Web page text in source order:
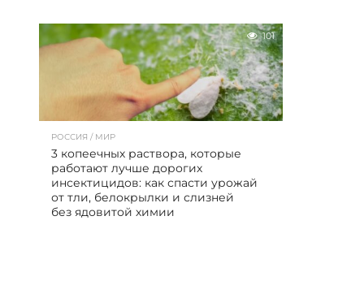
101
РОССИЯ / МИР
3 копеечных раствора, которые
работают лучше дорогих
инсектицидов: как спасти урожай
от тли, белокрылки и слизней
без ядовитой химии